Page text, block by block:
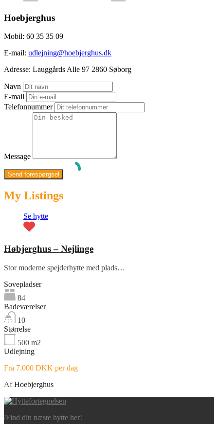
Hoebjerghus
Mobil: 60 35 35 09
E-mail: udlejning@hoebjerghus.dk
Adresse: Lauggårds Alle 97 2860 Søborg
Navn
E-mail
Telefonnummer
Message
My Listings
Se hytte
Høbjerghus – Nejlinge
Stor moderne spejderhytte med plads…
Sovepladser
84
Badeværelser
10
Størrelse
500 m2
Udlejning
Fra 7.000 DKK per dag
AfHoebjerghus
/Find din næste hytte her!